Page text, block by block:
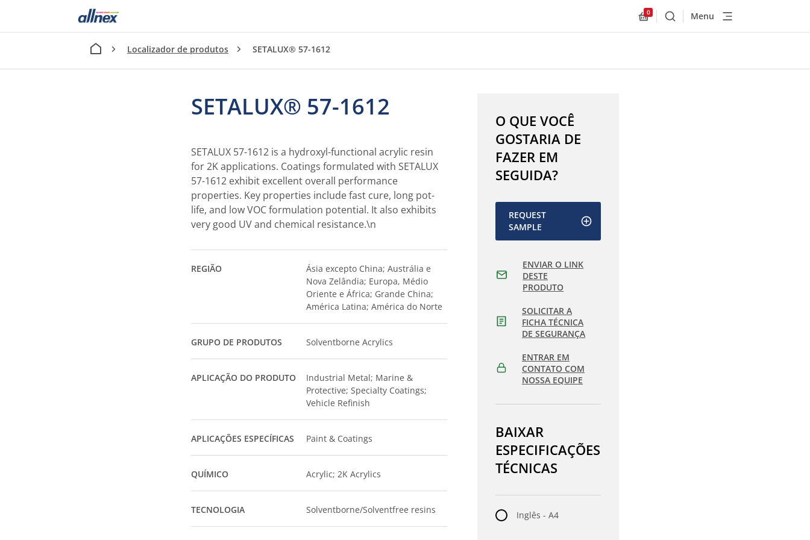
Allnex.GeneralResources.Cart
0
BuscarMenu
Localizador de produtos SETALUX® 57-1612
SETALUX® 57-1612
SETALUX 57-1612 is a hydroxyl-functional acrylic resin
for 2K applications. Coatings formulated with SETALUX
57-1612 exhibit excellent overall performance
properties. Key properties include fast cure, long pot-
life, and low VOC formulation potential. It also exhibits
very good UV and chemical resistance.\n
REGIÃO
Ásia excepto China; Austrália e
Nova Zelândia; Europa, Médio
Oriente e África; Grande China;
América Latina; América do Norte
GRUPO DE PRODUTOS Solventborne Acrylics
APLICAÇÃO DO PRODUTO
Industrial Metal; Marine &
Protective; Specialty Coatings;
Vehicle Refinish
APLICAÇÕES ESPECÍFICAS Paint & Coatings
QUÍMICO Acrylic; 2K Acrylics
TECNOLOGIA Solventborne/Solventfree resins
O QUE VOCÊ
GOSTARIA DE
FAZER EM
SEGUIDA?
REQUEST
SAMPLE
ENVIAR O LINK
DESTE
PRODUTO
SOLICITAR A
FICHA TÉCNICA
DE SEGURANÇA
ENTRAR EM
CONTATO COM
NOSSA EQUIPE
BAIXAR
ESPECIFICAÇÕES
TÉCNICAS
Inglês - A4